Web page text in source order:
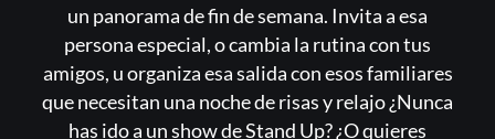
un panorama de fin de semana. Invita a esa
persona especial, o cambia la rutina con tus
amigos, u organiza esa salida con esos familiares
que necesitan una noche de risas y relajo ¿Nunca
has ido a un show de Stand Up? ¿O quieres